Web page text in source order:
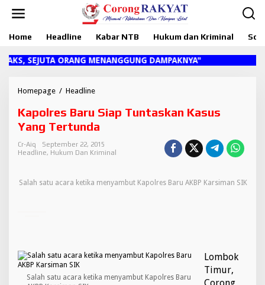
Home Headline Kabar NTB Hukum dan Kriminal
SEJUTA ORANG MENANGGUNG DAMPAKNYA"
Homepage / Headline
p
o
l
r
e
a
p
u
n
Kapolres Baru Siap Tuntaskan Kasus
Yang Tertunda
Cr-Aiq
September 22, 2015
Headline, Hukum Dan Kriminal
Salah satu acara ketika menyambut Kapolres Baru AKBP Karsiman SIK
Salah satu acara ketika menyambut Kapolres Baru
Lombok
Timur,